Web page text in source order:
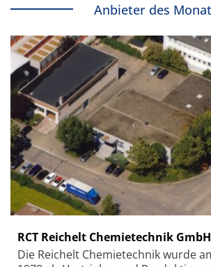
Anbieter des
RCT Reichelt Chemietechnik GmbH
Die Reichelt Chemietechnik wurde